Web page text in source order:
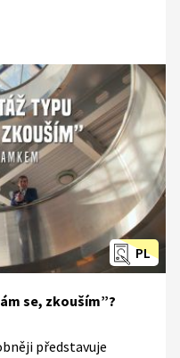
PL
se, zkouším”?
představuje